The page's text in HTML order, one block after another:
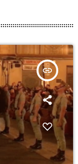
insert_link